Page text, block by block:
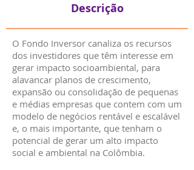
Descrição
O Fondo Inversor canaliza os recursos
dos investidores que têm interesse em
gerar impacto socioambiental, para
alavancar planos de crescimento,
expansão ou consolidação de pequenas
e médias empresas que contem com um
modelo de negócios rentável e escalável
e, o mais importante, que tenham o
potencial de gerar um alto impacto
social e ambiental na Colômbia.